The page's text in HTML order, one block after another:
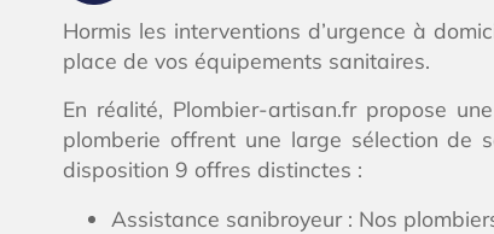
Hormis les interventions d’urgence à
place de vos équipements sanitaires.
En réalité, Plombier-artisan.fr propose
plomberie offrent une large sélection de
disposition 9 offres distinctes :
Assistance sanibroyeur : Nos